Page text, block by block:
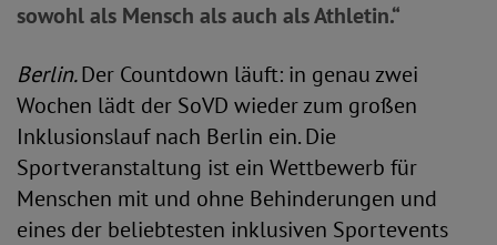
sowohl als Mensch als auch als Athletin.“
Berlin.Der Countdown läuft: in genau zwei
Wochen lädt der SoVD wieder zum großen
Inklusionslauf nach Berlin ein. Die
Sportveranstaltung ist ein Wettbewerb für
Menschen mit und ohne Behinderungen und
eines der beliebtesten inklusiven Sportevents